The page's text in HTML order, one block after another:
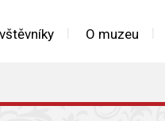
O muzeu